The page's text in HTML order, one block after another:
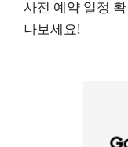
사전 예약 일정
나보세요!